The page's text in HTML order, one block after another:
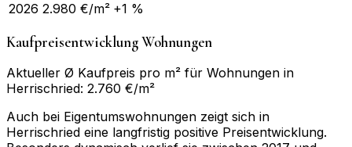
2026 2.980 €/m² +1 %
Kaufpreisentwicklung Wohnungen
Aktueller Ø Kaufpreis pro m² für Wohnungen in
Herrischried: 2.760 €/m²
Auch bei Eigentumswohnungen zeigt sich in
Herrischried eine langfristig positive Preisentwicklung.